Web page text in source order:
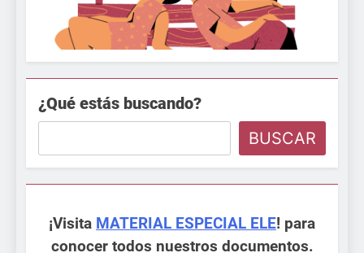
¿Qué estás buscando?
BUSCAR
¡Visita MATERIAL ESPECIAL ELE! para
conocer todos nuestros documentos.